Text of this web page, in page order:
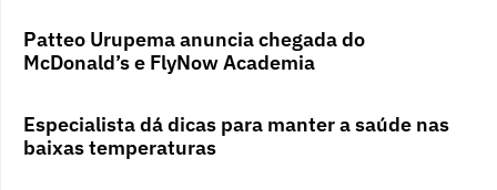
Patteo Urupema anuncia chegada do
McDonald’s e FlyNow Academia
Especialista dá dicas para manter a saúde nas
baixas temperaturas